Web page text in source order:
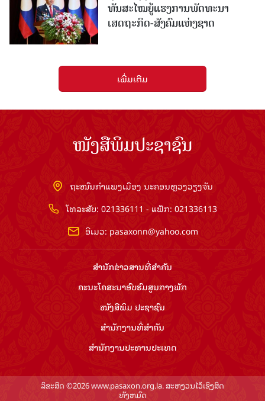
ທັນສະໄໝຍູ້ແຮງການພັດທະນາ
ເສດຖະກິດ-ສັງຄົມແຫ່ງຊາດ
ເພີ່ມເຕີມ
ໜັງສືພິມປະຊາຊົນ
ຖະໜົນກຳແພງເມືອງ ນະຄອນຫຼວງວຽງຈັນ
ໂທລະສັບ: 021336111 - ແຟັກ: 021336113
ອີເມວ: pasaxonn@yahoo.com
ສຳ​ນັກ​ຂ່າວ​ສານ​ທີ່​ສຳ​ຄັນ​
ຄະນະໂຄສະນາອົບຮົມ​ສູນ​ກາງ​ພັກ
ໜັງສືພິມ ປະ​ຊາ​ຊົນ
ສຳ​ນັກ​ງານ​ທີ່​ສຳ​ຄັນ
ສຳ​ນັກ​ງານ​ປະ​ທານ​ປະ​ເທດ
ລິຂະສິດ ©2026 www.pasaxon.org.la. ສະຫງວນໄວ້ເຊິງສິດ
ທັງຫມົດ